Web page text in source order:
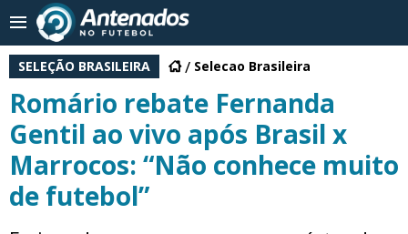
SELEÇÃO BRASILEIRA Selecao Brasileira
Romário rebate Fernanda
Gentil ao vivo após Brasil x
Marrocos: “Não conhece muito
de futebol”